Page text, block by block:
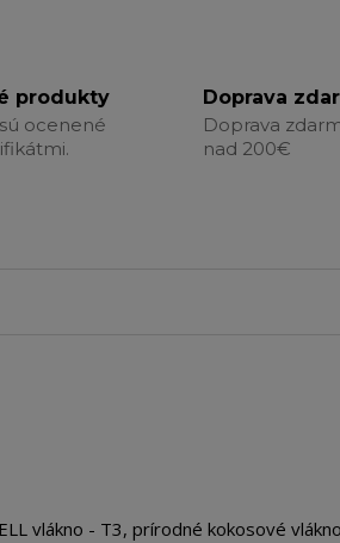
produkty
ocenené
Doprava
Doprava
nad 200€
vlákno - T3, prírodné kokosové